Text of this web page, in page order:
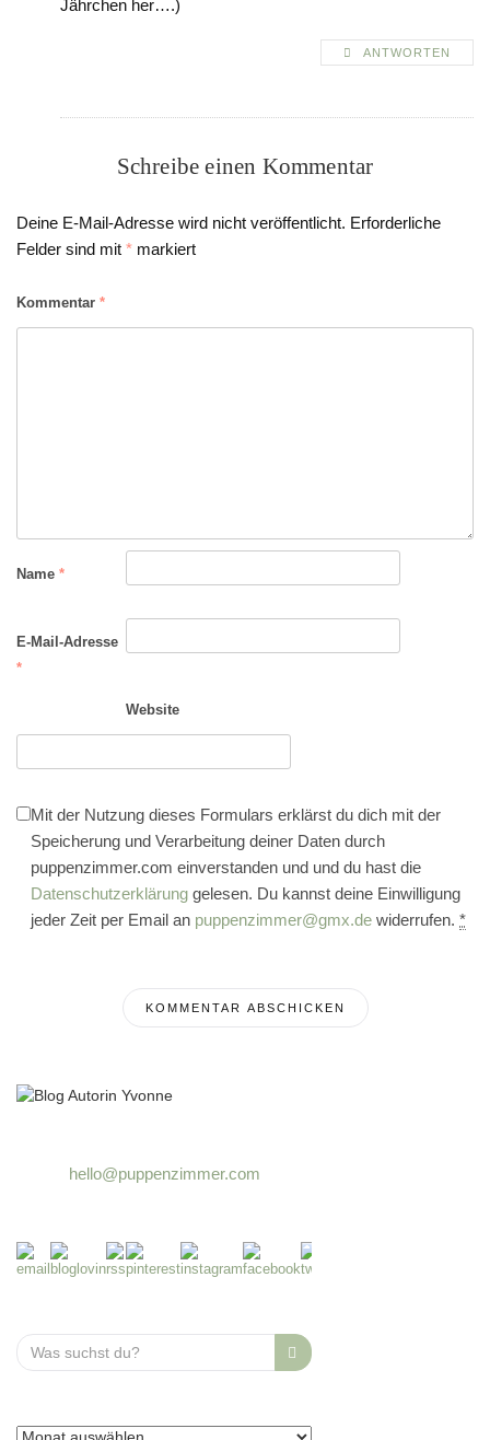
Jährchen her….)
ANTWORTEN
Schreibe einen Kommentar
Deine E-Mail-Adresse wird nicht veröffentlicht. Erforderliche
Felder sind mit * markiert
Kommentar *
Name *
E-Mail-Adresse
*
Website
Mit der Nutzung dieses Formulars erklärst du dich mit der
Speicherung und Verarbeitung deiner Daten durch
puppenzimmer.com einverstanden und und du hast die
Datenschutzerklärung gelesen. Du kannst deine Einwilligung
jeder Zeit per Email an puppenzimmer@gmx.de widerrufen. *
hello@puppenzimmer.com
Search
for: